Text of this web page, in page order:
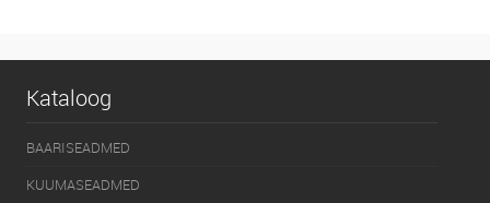
Kataloog
BAARISEADMED
KUUMASEADMED